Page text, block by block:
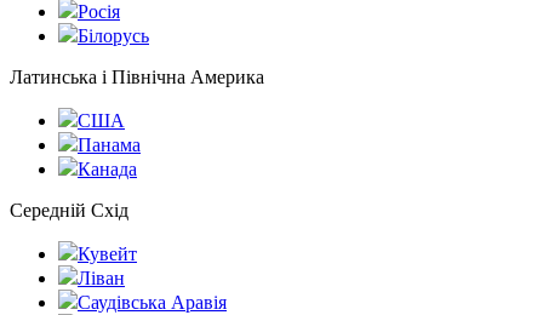
Росія
Білорусь
Латинська і Північна Америка
США
Панама
Канада
Середній Схід
Кувейт
Ліван
Саудівська Аравія